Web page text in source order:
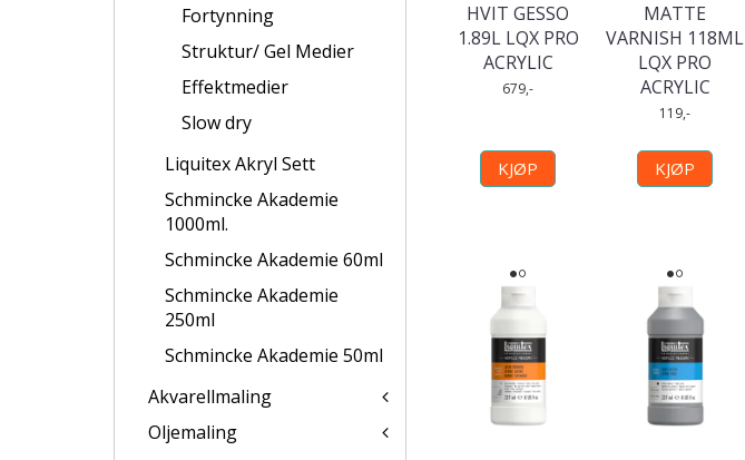
Fortynning
Struktur/ Gel Medier
Effektmedier
Slow dry
Liquitex Akryl Sett
Schmincke Akademie
1000ml.
Schmincke Akademie 60ml
Schmincke Akademie
250ml
Schmincke Akademie 50ml
Akvarellmaling
Oljemaling
HVIT GESSO
1.89L LQX PRO
ACRYLIC
679,-
KJØP
MATTE
VARNISH 118ML
LQX PRO
ACRYLIC
119,-
KJØP